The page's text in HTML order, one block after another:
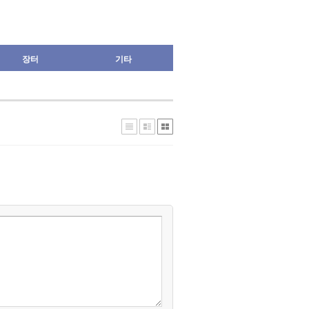
장터 기타